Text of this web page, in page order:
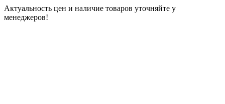
Актуальность цен и наличие товаров уточняйте у
менеджеров!